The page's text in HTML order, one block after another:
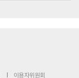
이용자위원회